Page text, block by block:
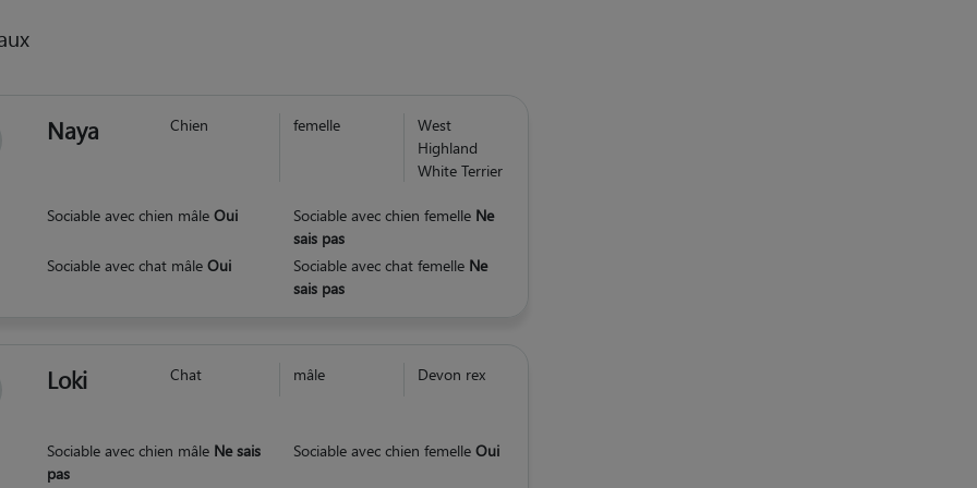
Naya Chien femelle
West
Highland
White Terrier
Sociable avec chien mâle Oui Sociable avec chien femelle Ne
sais pas
Sociable avec chat mâle Oui Sociable avec chat femelle Ne
sais pas
Loki Chat mâle Devon rex
Sociable avec chien mâle Ne sais
pas
Sociable avec chien femelleOui